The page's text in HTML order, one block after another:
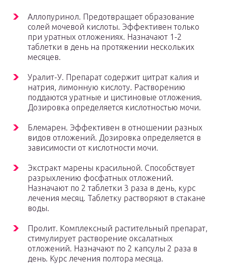
Аллопуринол. Предотвращает образование
солей мочевой кислоты. Эффективен только
при уратных отложениях. Назначают 1-2
таблетки в день на протяжении нескольких
месяцев.
Уралит-У. Препарат содержит цитрат калия и
натрия, лимонную кислоту. Растворению
поддаются уратные и цистиновые отложения.
Дозировка определяется кислотностью мочи.
Блемарен. Эффективен в отношении разных
видов отложений. Дозировка определяется в
зависимости от кислотности мочи.
Экстракт марены красильной. Способствует
разрыхлению фосфатных отложений.
Назначают по 2 таблетки 3 раза в день, курс
лечения месяц. Таблетку растворяют в стакане
воды.
Пролит. Комплексный растительный препарат,
стимулирует растворение оксалатных
отложений. Назначают по 2 капсулы 2 раза в
день. Курс лечения полтора месяца.